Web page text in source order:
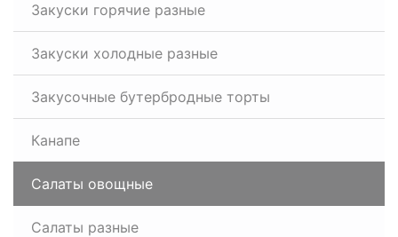
Закуски горячие разные
Закуски холодные разные
Закусочные бутербродные торты
Канапе
Салаты овощные
Салаты разные